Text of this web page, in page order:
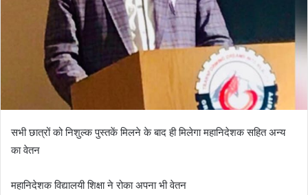
सभी छात्रों को निशुल्क पुस्तकें मिलने के बाद ही मिलेगा महानिदेशक सहित अन्य
का वेतन
महानिदेशक विद्यालयी शिक्षा ने रोका अपना भी वेतन